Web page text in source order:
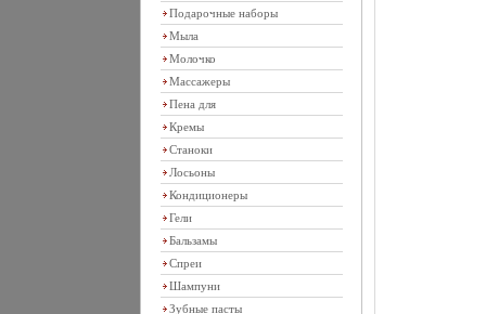
Подарочные наборы
Мыла
Молочко
Массажеры
Пена для
Кремы
Станоки
Лосьоны
Кондиционеры
Гели
Бальзамы
Спреи
Шампуни
Зубные пасты